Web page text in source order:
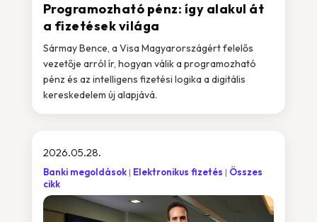
Programozható pénz: így alakul át
a fizetések világa
Sármay Bence, a Visa Magyarországért felelős
vezetője arról ír, hogyan válik a programozható
pénz és az intelligens fizetési logika a digitális
kereskedelem új alapjává.
2026.05.28.
Banki megoldások Elektronikus fizetés
Összes
cikk